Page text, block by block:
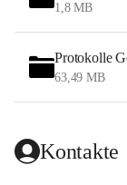
1,8 MB
Protokolle
63,49 MB
Kontakte